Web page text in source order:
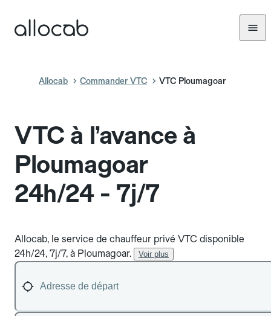
Allocab Commander VTC VTC Ploumagoar
VTC à l’avance à
Ploumagoar
24h/24 - 7j/7
Allocab, le service de chauffeur privé VTC disponible
24h/24, 7j/7, à Ploumagoar.
Voir plus